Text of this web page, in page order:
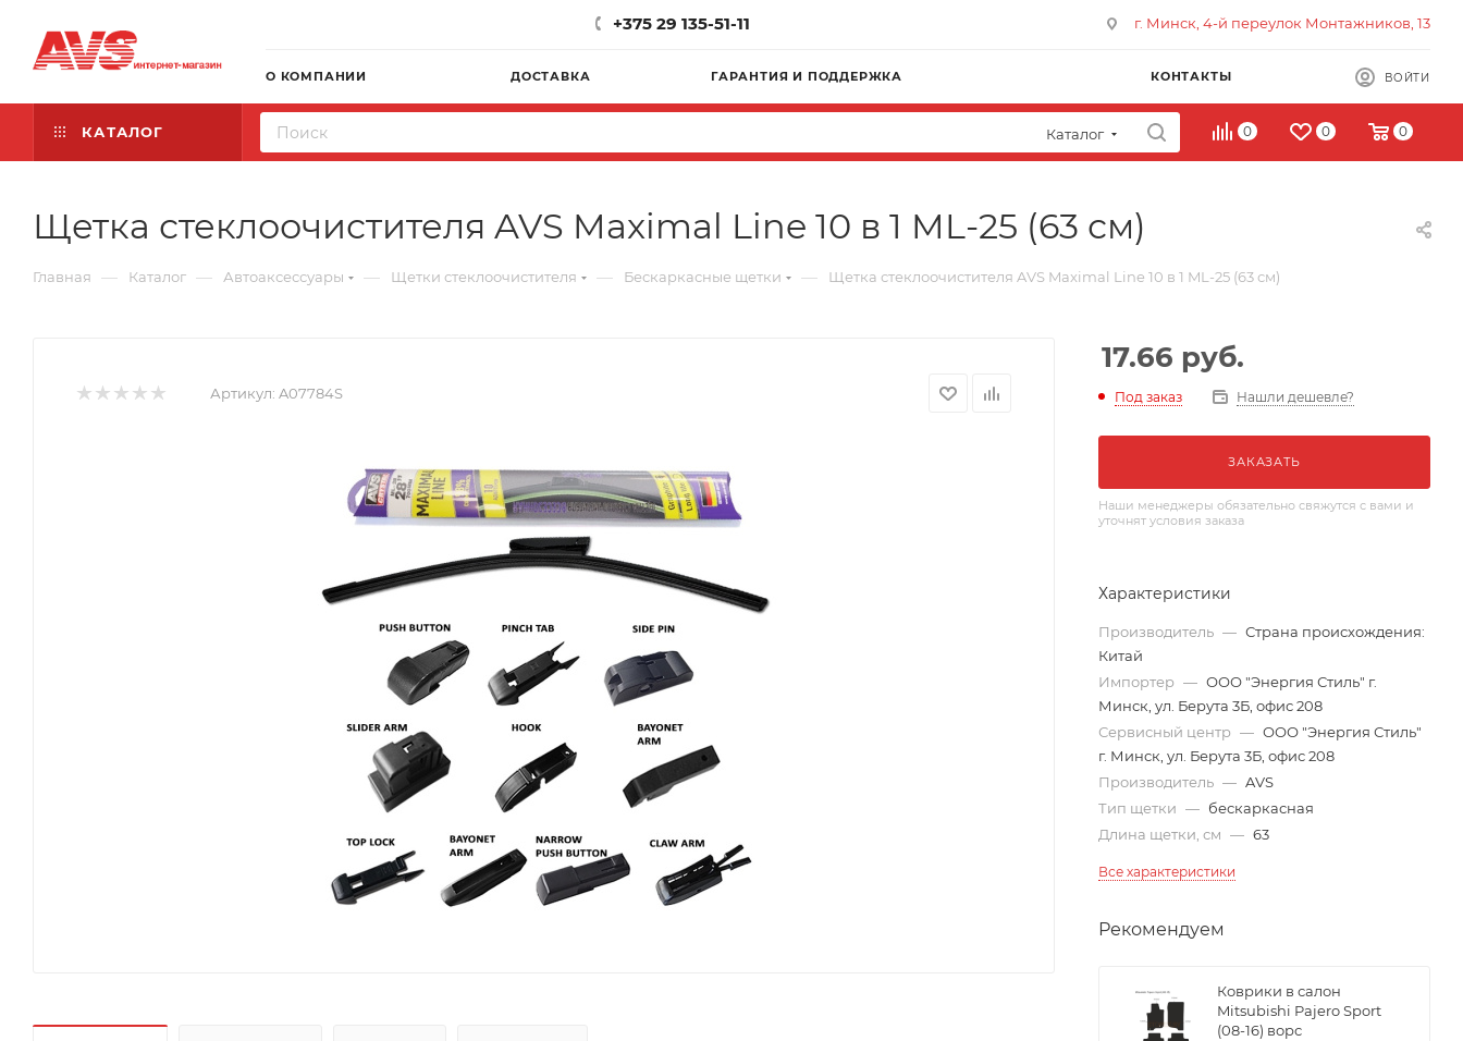
+375 29 135-51-11 г. Минск, 4-й переулок Монтажников, 13
О КОМПАНИИ ДОСТАВКА ГАРАНТИЯ И ПОДДЕРЖКА КОНТАКТЫ ВОЙТИ
КАТАЛОГ Каталог 0 0 0
Щетка стеклоочистителя AVS Maximal Line 10 в 1 ML-25 (63 см)
Главная — Каталог — Автоаксессуары — Щетки стеклоочистителя — Бескаркасные щетки — Щетка стеклоочистителя AVS Maximal Line 10 в 1 ML-25 (63 см)
Артикул: A07784S
17.66 руб.
Под заказ Нашли дешевле?
ЗАКАЗАТЬ
Наши менеджеры обязательно свяжутся с вами и
уточнят условия заказа
Характеристики
Производитель — Страна происхождения:
Китай
Импортер — ООО "Энергия Стиль" г.
Минск, ул. Берута 3Б, офис 208
Сервисный центр — ООО "Энергия Стиль"
г. Минск, ул. Берута 3Б, офис 208
Производитель — AVS
Тип щетки — бескаркасная
Длина щетки, см — 63
Все характеристики
Рекомендуем
Коврики в салон
Mitsubishi Pajero Sport
(08-16) ворс